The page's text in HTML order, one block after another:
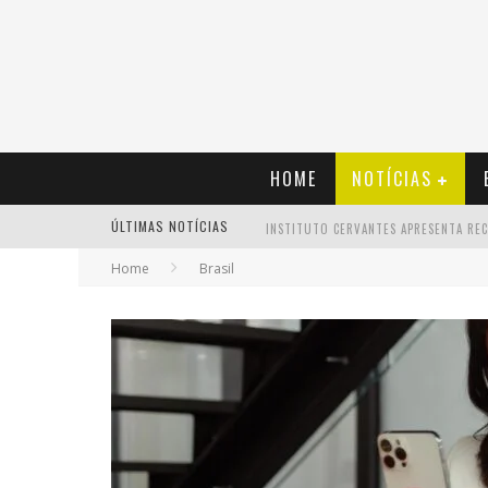
HOME NOTÍCIAS
ÚLTIMAS NOTÍCIAS
Home Brasil